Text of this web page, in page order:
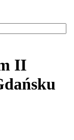
II